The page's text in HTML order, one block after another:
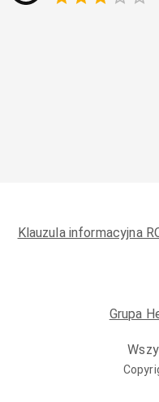
Klauzula informacyjna
Grupa